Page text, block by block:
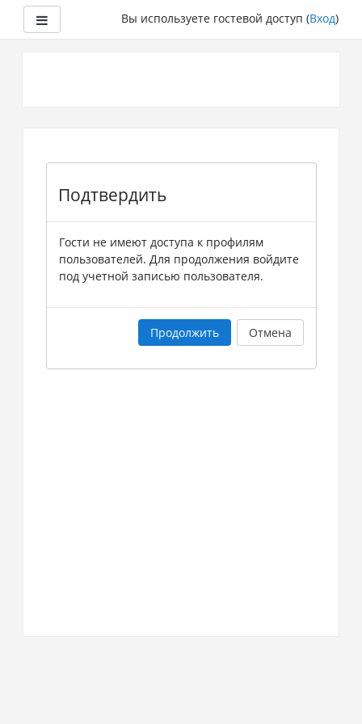
Боковая панельВы используете гостевой доступ (Вход)
Подтвердить
Гости не имеют доступа к профилям
пользователей. Для продолжения войдите
под учетной записью пользователя.
Продолжить Отмена